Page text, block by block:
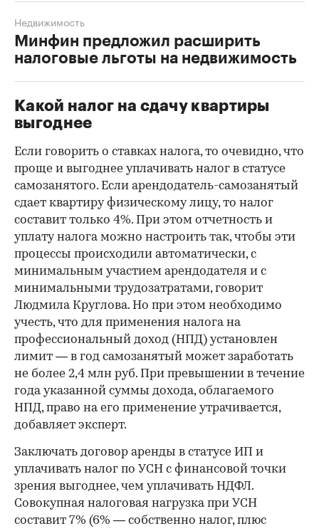
Минфин предложил расширить
налоговые льготы на недвижимость
Недвижимость
Какой налог на сдачу квартиры
выгоднее
Если говорить о ставках налога, то очевидно, что
проще и выгоднее уплачивать налог в статусе
самозанятого. Если арендодатель-самозанятый
сдает квартиру физическому лицу, то налог
составит только 4%. При этом отчетность и
уплату налога можно настроить так, чтобы эти
процессы происходили автоматически, с
минимальным участием арендодателя и с
минимальными трудозатратами, говорит
Людмила Круглова. Но при этом необходимо
учесть, что для применения налога на
профессиональный доход (НПД) установлен
лимит — в год самозанятый может заработать
не более 2,4 млн руб. При превышении в течение
года указанной суммы дохода, облагаемого
НПД, право на его применение утрачивается,
добавляет эксперт.
Заключать договор аренды в статусе ИП и
уплачивать налог по УСН с финансовой точки
зрения выгоднее, чем уплачивать НДФЛ.
Совокупная налоговая нагрузка при УСН
составит 7% (6% — собственно налог, плюс